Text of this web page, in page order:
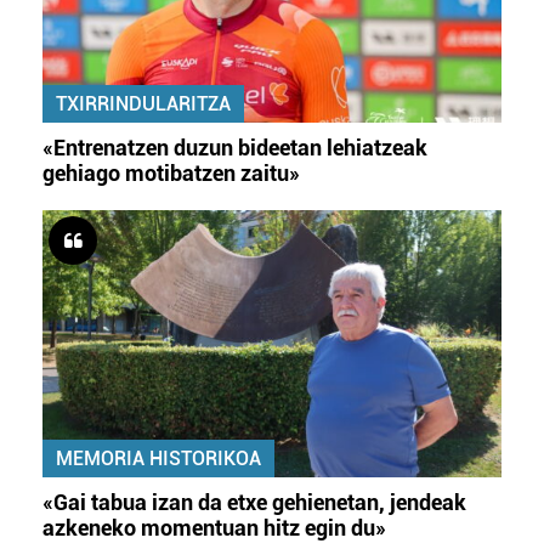
TXIRRINDULARITZA
«Entrenatzen duzun bideetan lehiatzeak
gehiago motibatzen zaitu»
MEMORIA HISTORIKOA
«Gai tabua izan da etxe gehienetan, jendeak
azkeneko momentuan hitz egin du»